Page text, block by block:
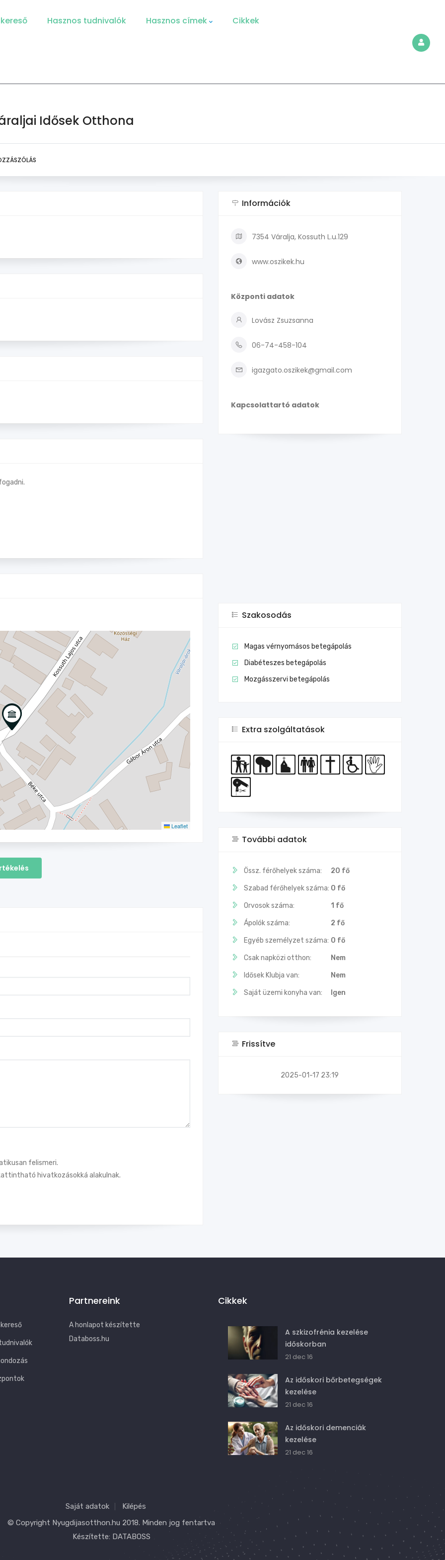
Hasznos tudnivalók Hasznos címek Cikkek
Idősek Otthona
Leaflet
felismeri.
hivatkozásokká alakulnak.
Információk
7354 Váralja, Kossuth L.u.129
www.oszikek.hu
Központi adatok
Lovász Zsuzsanna
06-74-458-104
igazgato.oszikek@gmail.com
Kapcsolattartó adatok
Szakosodás
Magas vérnyomásos betegápolás
Diabéteszes betegápolás
Mozgásszervi betegápolás
Extra szolgáltatások
További adatok
Össz. férőhelyek száma: 20 fő
Szabad férőhelyek száma: 0 fő
Orvosok száma: 1 fő
Ápolók száma: 2 fő
Egyéb személyzet száma: 0 fő
Csak napközi otthon: Nem
Idősek Klubja van: Nem
Saját üzemi konyha van: Igen
Frissítve
2025-01-17 23:19
Partnereink
A honlapot készítette
Databoss.hu
Cikkek
A szkizofrénia kezelése
időskorban
21 dec 16
Az időskori bőrbetegségek
kezelése
21 dec 16
Az időskori demenciák
kezelése
21 dec 16
Saját adatok
Kilépés
© Copyright Nyugdijasotthon.hu 2018. Minden jog fentartva
Készítette: DATABOSS